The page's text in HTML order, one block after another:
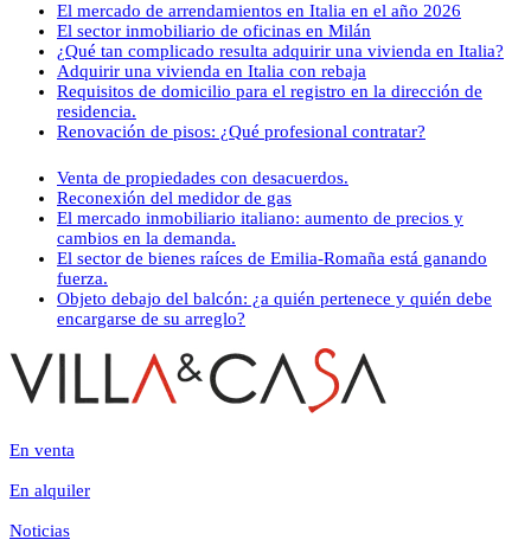
El mercado de arrendamientos en Italia en el año 2026
El sector inmobiliario de oficinas en Milán
¿Qué tan complicado resulta adquirir una vivienda en Italia?
Adquirir una vivienda en Italia con rebaja
Requisitos de domicilio para el registro en la dirección de
residencia.
Renovación de pisos: ¿Qué profesional contratar?
Venta de propiedades con desacuerdos.
Reconexión del medidor de gas
El mercado inmobiliario italiano: aumento de precios y
cambios en la demanda.
El sector de bienes raíces de Emilia-Romaña está ganando
fuerza.
Objeto debajo del balcón: ¿a quién pertenece y quién debe
encargarse de su arreglo?
En venta
En alquiler
Noticias